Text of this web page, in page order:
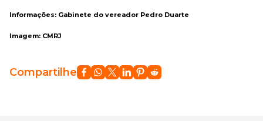
Informações: Gabinete do vereador Pedro Duarte
Imagem: CMRJ
Compartilhe